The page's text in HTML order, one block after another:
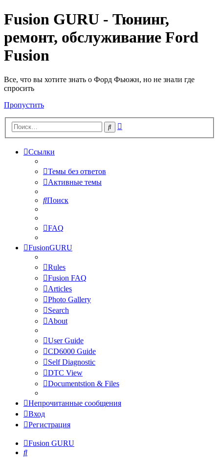
Fusion GURU - Тюнинг,
ремонт, обслуживание Ford
Fusion
Все, что вы хотите знать о Форд Фьюжн, но не знали где
спросить
Пропустить
Поиск
Ссылки
Темы без ответов
Активные темы
Поиск
FAQ
FusionGURU
Rules
Fusion FAQ
Articles
Photo Gallery
Search
About
User Guide
CD6000 Guide
Self Diagnostic
DTC View
Documentstion & Files
Непрочитанные сообщения
Вход
Регистрация
Fusion GURU
Поиск